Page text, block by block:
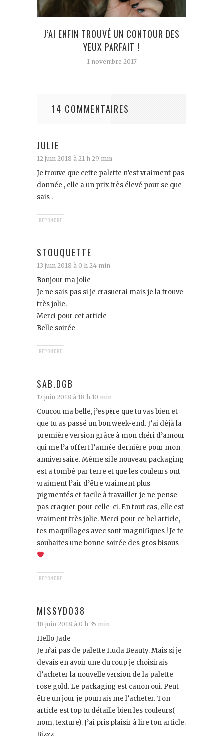
J’AI ENFIN TROUVÉ UN CONTOUR DES
YEUX PARFAIT !
1 novembre 2017
14 COMMENTAIRES
JULIE
12 juin 2018 à 21 h 29 min
Je trouve que cette palette n’est vraiment pas
donnée , elle a un prix très élevé pour se que
sais .
RÉPONDRE
STOUQUETTE
13 juin 2018 à 0 h 24 min
Bonjour ma jolie
Je ne sais pas si je crasuerai mais je la trouve
très jolie.
Merci pour cet article
Belle soirée
RÉPONDRE
SAB.DGB
17 juin 2018 à 18 h 10 min
Coucou ma belle, j’espère que tu vas bien et
que tu as passé un bon week-end. J’ai déjà la
première version grâce à mon chéri d’amour
qui me l’a offert l’année dernière pour mon
anniversaire. Même si le nouveau packaging
est a tombé par terre et que les couleurs ont
vraiment l’air d’être vraiment plus
pigmentés et facile à travailler je ne pense
pas craquer pour celle-ci. En tout cas, elle est
vraiment très jolie. Merci pour ce bel article,
tes maquillages avec sont magnifiques ! Je te
souhaites une bonne soirée des gros bisous
RÉPONDRE
MISSYDO38
18 juin 2018 à 0 h 35 min
Hello Jade
Je n’ai pas de palette Huda Beauty. Mais si je
devais en avoir une du coup je choisirais
d’acheter la nouvelle version de la palette
rose gold. Le packaging est canon oui. Peut
être un jour je pourrais me l’acheter. Ton
article est top tu détaille bien les couleurs(
nom, texture). J’ai pris plaisir à lire ton article.